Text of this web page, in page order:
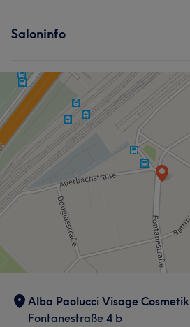
Saloninfo
Alba Paolucci Visage Cosmetik
Fontanestraße 4 b